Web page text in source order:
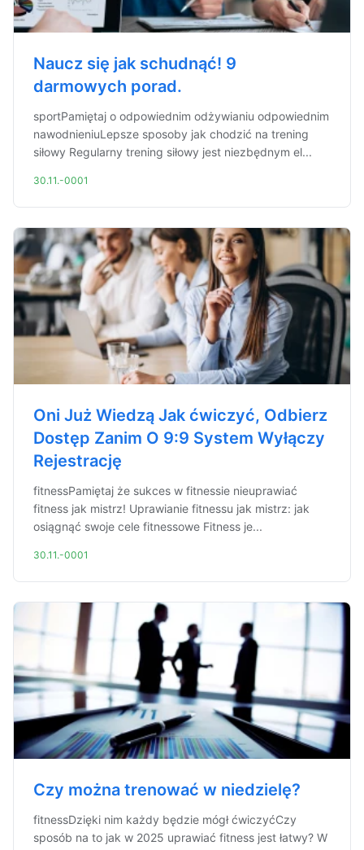
Naucz się jak schudnąć! 9
darmowych porad.
sportPamiętaj o odpowiednim odżywianiu odpowiednim
nawodnieniuLepsze sposoby jak chodzić na trening
siłowy Regularny trening siłowy jest niezbędnym el...
30.11.-0001
Oni Już Wiedzą Jak ćwiczyć, Odbierz
Dostęp Zanim O 9:9 System Wyłączy
Rejestrację
fitnessPamiętaj że sukces w fitnessie nieuprawiać
fitness jak mistrz! Uprawianie fitnessu jak mistrz: jak
osiągnąć swoje cele fitnessowe Fitness je...
30.11.-0001
Czy można trenować w niedzielę?
fitnessDzięki nim każdy będzie mógł ćwiczyćCzy
sposób na to jak w 2025 uprawiać fitness jest łatwy? W